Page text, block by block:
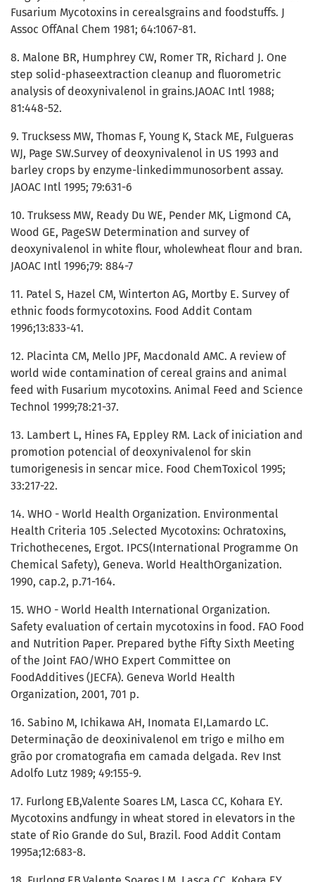
Fusarium Mycotoxins in cerealsgrains and foodstuffs. J
Assoc OffAnal Chem 1981; 64:1067-81.
8. Malone BR, Humphrey CW, Romer TR, Richard J. One
step solid-phaseextraction cleanup and fluorometric
analysis of deoxynivalenol in grains.JAOAC Intl 1988;
81:448-52.
9. Trucksess MW, Thomas F, Young K, Stack ME, Fulgueras
WJ, Page SW.Survey of deoxynivalenol in US 1993 and
barley crops by enzyme-linkedimmunosorbent assay.
JAOAC Intl 1995; 79:631-6
10. Truksess MW, Ready Du WE, Pender MK, Ligmond CA,
Wood GE, PageSW Determination and survey of
deoxynivalenol in white flour, wholewheat flour and bran.
JAOAC Intl 1996;79: 884-7
11. Patel S, Hazel CM, Winterton AG, Mortby E. Survey of
ethnic foods formycotoxins. Food Addit Contam
1996;13:833-41.
12. Placinta CM, Mello JPF, Macdonald AMC. A review of
world wide contamination of cereal grains and animal
feed with Fusarium mycotoxins. Animal Feed and Science
Technol 1999;78:21-37.
13. Lambert L, Hines FA, Eppley RM. Lack of iniciation and
promotion potencial of deoxynivalenol for skin
tumorigenesis in sencar mice. Food ChemToxicol 1995;
33:217-22.
14. WHO - World Health Organization. Environmental
Health Criteria 105 .Selected Mycotoxins: Ochratoxins,
Trichothecenes, Ergot. IPCS(International Programme On
Chemical Safety), Geneva. World HealthOrganization.
1990, cap.2, p.71-164.
15. WHO - World Health International Organization.
Safety evaluation of certain mycotoxins in food. FAO Food
and Nutrition Paper. Prepared bythe Fifty Sixth Meeting
of the Joint FAO/WHO Expert Committee on
FoodAdditives (JECFA). Geneva World Health
Organization, 2001, 701 p.
16. Sabino M, Ichikawa AH, Inomata EI,Lamardo LC.
Determinação de deoxinivalenol em trigo e milho em
grão por cromatografia em camada delgada. Rev Inst
Adolfo Lutz 1989; 49:155-9.
17. Furlong EB,Valente Soares LM, Lasca CC, Kohara EY.
Mycotoxins andfungy in wheat stored in elevators in the
state of Rio Grande do Sul, Brazil. Food Addit Contam
1995a;12:683-8.